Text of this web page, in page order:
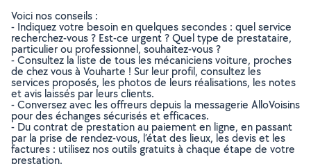
Voici nos conseils :
- Indiquez votre besoin en quelques secondes : quel service
recherchez-vous ? Est-ce urgent ? Quel type de prestataire,
particulier ou professionnel, souhaitez-vous ?
- Consultez la liste de tous les mécaniciens voiture, proches
de chez vous à Vouharte ! Sur leur profil, consultez les
services proposés, les photos de leurs réalisations, les notes
et avis laissés par leurs clients.
- Conversez avec les offreurs depuis la messagerie AlloVoisins
pour des échanges sécurisés et efficaces.
- Du contrat de prestation au paiement en ligne, en passant
par la prise de rendez-vous, l’état des lieux, les devis et les
factures : utilisez nos outils gratuits à chaque étape de votre
prestation.